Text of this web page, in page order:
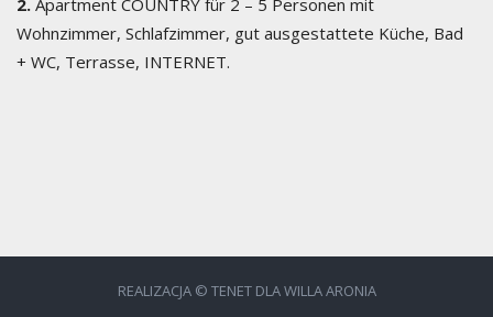
2. Apartment COUNTRY für 2 – 5 Personen mit
Wohnzimmer, Schlafzimmer, gut ausgestattete Küche, Bad
+ WC, Terrasse, INTERNET.
REALIZACJA © TENET DLA WILLA ARONIA